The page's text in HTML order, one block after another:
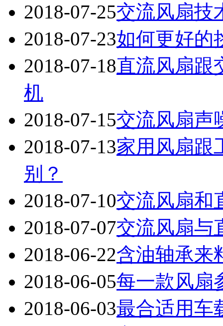
2018-07-25交流风扇技
2018-07-23如何更好的
2018-07-18直流风扇跟
机
2018-07-15交流风扇声
2018-07-13家用风扇跟
别？
2018-07-10交流风扇和
2018-07-07交流风扇与
2018-06-22含油轴承来
2018-06-05每一款风扇
2018-06-03最合适用车